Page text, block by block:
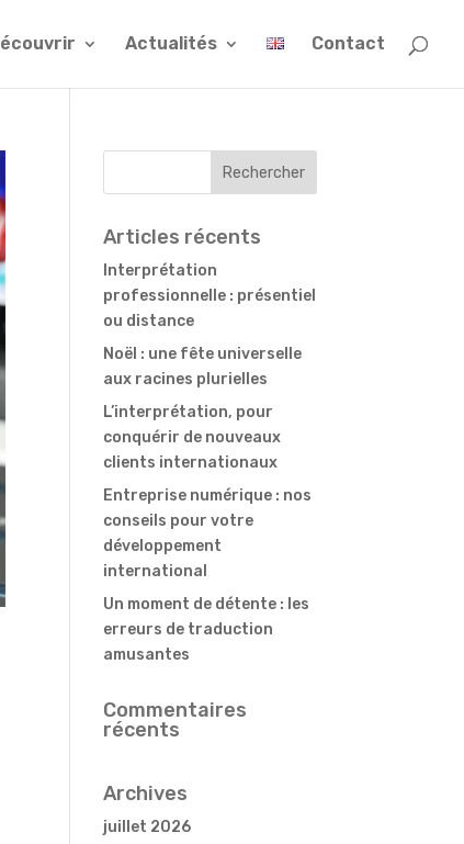
Actualités Contact
Articles récents
Interprétation
professionnelle : présentiel
ou distance
Noël : une fête universelle
aux racines plurielles
L’interprétation, pour
conquérir de nouveaux
clients internationaux
Entreprise numérique : nos
conseils pour votre
développement
international
Un moment de détente : les
erreurs de traduction
amusantes
Commentaires
récents
Archives
juillet 2026